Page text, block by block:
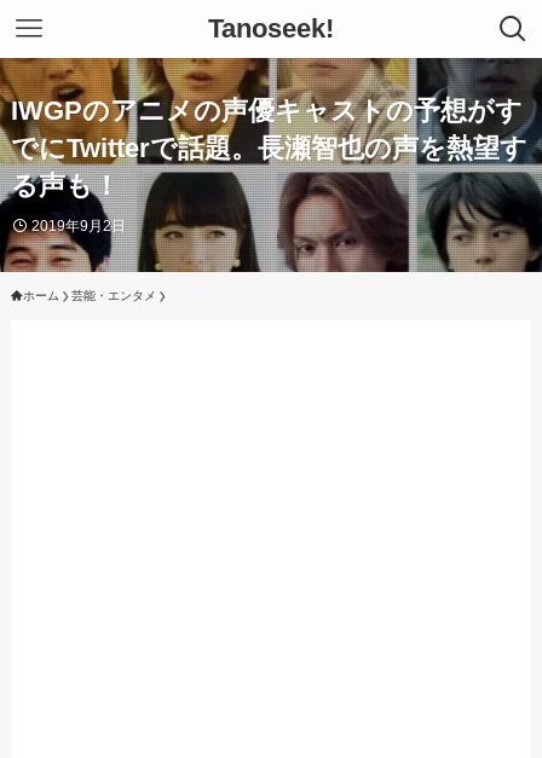
Tanoseek!
IWGPのアニメの声優キャストの予想がす
でにTwitterで話題。長瀬智也の声を熱望す
る声も！
2019年9月2日
ホーム 芸能・エンタメ